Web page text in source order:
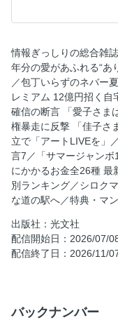
timelesz 熱々ライ
板垣李光人 魔性の
包丁いらずのネバ
サマージャンボプ
解！
目次
上皇陛下の従弟が
運命」
雅子さま 高市政権
佐藤二朗 フジテレ
の行方
大野智 ファンクラ
内田有紀 新婚夫が
亀梨和也 「結婚後
「サマージャンボ1
情報ぎっしりの総合雑
年分の愛があふれる“あ
／包丁いらずのネバー
レミアム 12億円招く自
確信の断言 「愛子さま
権暴走に反撃 「佳子さ
立で「アートLIVEを」
言7／「サマージャン
にかかるお金全26種 最
別ランキング／シロク
な道の駅へ／特典・マ
出版社：光文社
配信開始日：2026/07/
配信終了日：2026/11/
バックナンバー